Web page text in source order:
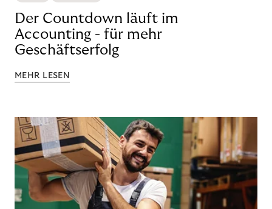
Der Countdown läuft im
Accounting - für mehr
Geschäftserfolg
MEHR LESEN